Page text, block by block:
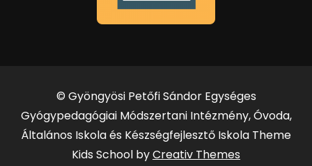
© Gyöngyösi Petőfi Sándor Egységes
Gyógypedagógiai Módszertani Intézmény, Óvoda,
Általános Iskola és Készségfejlesztő Iskola Theme
Kids School byCreativ Themes